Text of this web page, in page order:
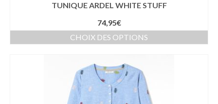
TUNIQUE ARDEL WHITE STUFF
74,95€
CHOIX DES OPTIONS